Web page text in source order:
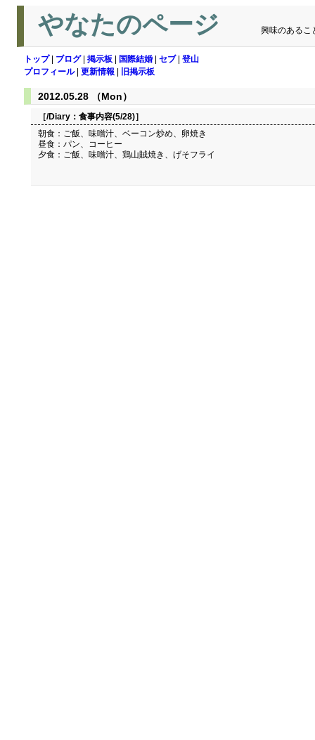
やなたのページ 興味のあるこ
トップ| ブログ| 掲示板 国際結婚 セブ| 登山
プロフィール| 更新情報 旧掲示板
2012.05.28 （Mon）
［/Diary： 食事内容(5/28)］
朝食：ご飯、味噌汁、ベーコン炒め、卵焼き
昼食：パン、コーヒー
夕食：ご飯、味噌汁、鶏山賊焼き、げそフライ